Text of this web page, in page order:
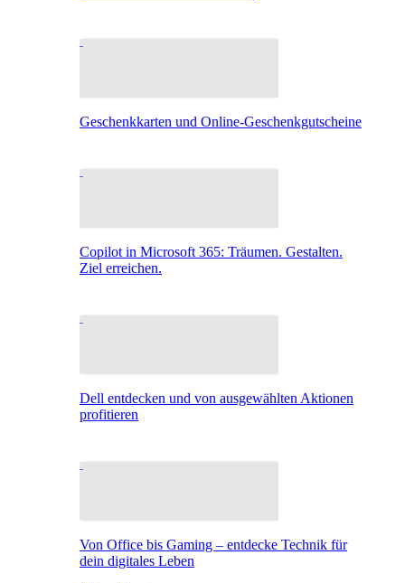
Geschenkkarten und Online-Geschenkgutscheine
Copilot in Microsoft 365: Träumen. Gestalten.
Ziel erreichen.
Dell entdecken und von ausgewählten Aktionen
profitieren
Von Office bis Gaming – entdecke Technik für
dein digitales Leben